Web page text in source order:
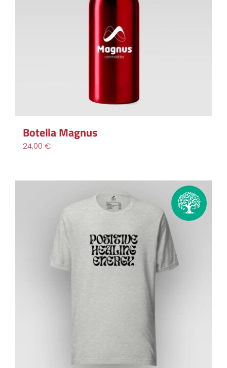
Botella Magnus
24,00 €